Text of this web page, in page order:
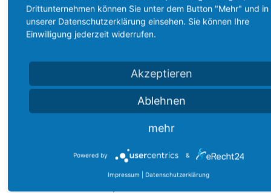
Verarbeitung
Sie haben das Recht, die Einschränkung der
verlangen. Hierzu können Sie sich jederzeit unter
der im Impressum angegebenen Adresse an uns
wenden. Das Recht auf Einschränkung der
Verarbeitung besteht in folgenden Fällen:
gespeicherten personenbezogenen Daten
bestreiten, benötigen wir in der Regel Zeit,
Drittunternehmen können Sie unter dem Button "Mehr" und in
unserer Datenschutzerklärung einsehen. Sie können Ihre
Einwilligung jederzeit widerrufen.
Akzeptieren
Ablehnen
mehr
Powered by &
Impressum Datenschutzerklärung